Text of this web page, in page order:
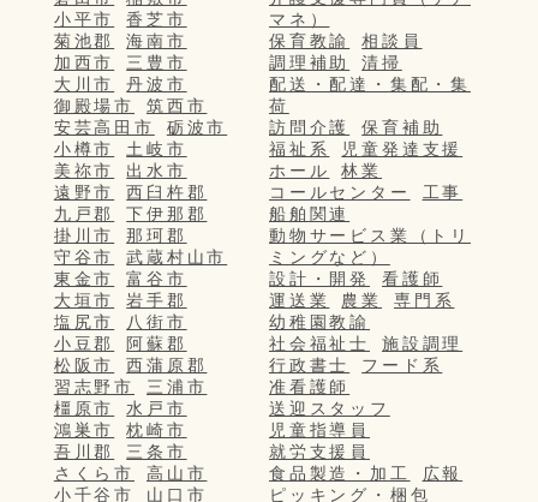
小平市
香芝市
菊池郡
海南市
加西市
三豊市
大川市
丹波市
御殿場市
筑西市
安芸高田市
砺波市
小樽市
土岐市
美祢市
出水市
遠野市
西臼杵郡
九戸郡
下伊那郡
掛川市
那珂郡
守谷市
武蔵村山市
東金市
富谷市
大垣市
岩手郡
塩尻市
八街市
小豆郡
阿蘇郡
松阪市
西蒲原郡
習志野市
三浦市
橿原市
水戸市
鴻巣市
枕崎市
吾川郡
三条市
さくら市
高山市
小千谷市
山口市
マネ）
保育教諭
相談員
調理補助
清掃
配送・配達・集配・集
荷
訪問介護
保育補助
福祉系
児童発達支援
ホール
林業
コールセンター
工事
船舶関連
動物サービス業（トリ
ミングなど）
設計・開発
看護師
運送業
農業
専門系
幼稚園教諭
社会福祉士
施設調理
行政書士
フード系
准看護師
送迎スタッフ
児童指導員
就労支援員
食品製造・加工
広報
ピッキング・梱包